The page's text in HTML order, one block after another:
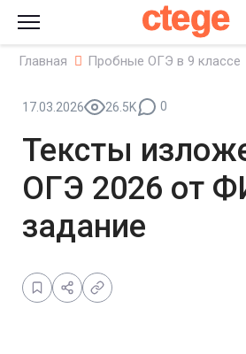
ctege
Главная Пробные ОГЭ в 9 классе
17.03.2026 26.5K 0
Тексты
ОГЭ 2026 от
задание